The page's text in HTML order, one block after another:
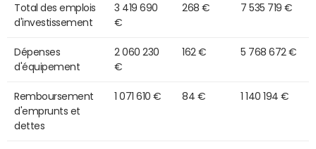
Total des emplois
d'investissement
3 419 690
€
268 € 7 535 719 €
Dépenses
d'équipement
2 060 230
€
162 € 5 768 672 €
Remboursement
d'emprunts et
dettes
1 071 610 € 84 € 1 140 194 €